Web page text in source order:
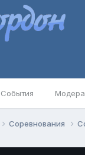
События
Соревнования